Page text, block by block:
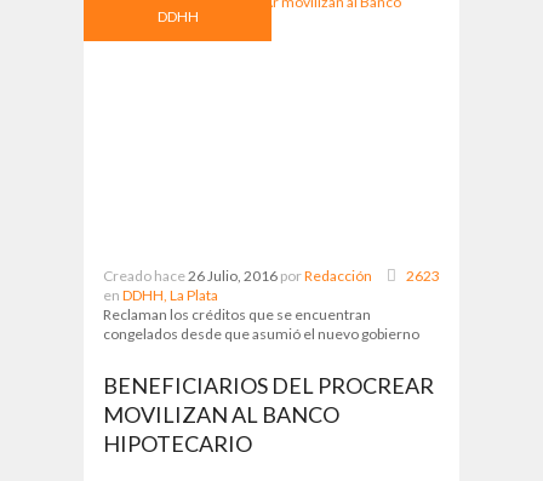
DDHH
Creado hace26 Julio, 2016 porRedacción
en DDHH, La Plata
2623
Reclaman los créditos que se encuentran
congelados desde que asumió el nuevo gobierno
BENEFICIARIOS DEL PROCREAR
MOVILIZAN AL BANCO
HIPOTECARIO